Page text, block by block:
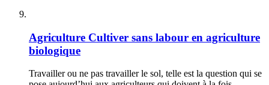
Agriculture Cultiver sans labour en agriculture
biologique
Travailler ou ne pas travailler le sol, telle est la question qui se